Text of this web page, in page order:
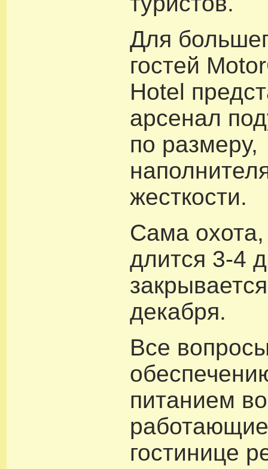
Для
гостей
Hotel
арсенал
по размеру,
жесткости.
Сама
длится 3-4
декабря.
Все
питанием
гостинице